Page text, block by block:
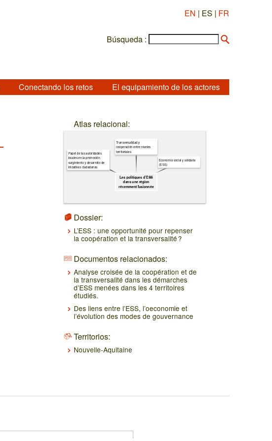
EN | ES | FR
Búsqueda :
Conectando los retos El equipamiento de los actores
Atlas relacional:
Les politiques d’ESS
dans une région
récemment fusionnée
Economía social y solidaria
(ESS)
Transversalidad y
cooperación entre niveles
territoriales
Papel de las autoridades
locales en la promoción,
surgimiento y desarrollo de
iniciativas ciudadanas
Dossier:
L’ESS : une opportunité pour repenser
la coopération et la transversalité ?
Documentos relacionados:
Analyse croisée de la coopération et de
la transversalité dans les démarches
d’ESS menées dans les 4 territoires
étudiés.
Des liens entre l’ESS, l’oeconomie et
l’évolution des modes de gouvernance
Territorios:
Nouvelle-Aquitaine